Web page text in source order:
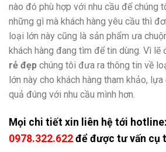
nào đó phù hợp với nhu cầu để chúng
những gì mà khách hàng yêu cầu thì
loại lớn này cũng là sản phẩm ưa
khách hàng đang tìm để tin dùng. Vì lẽ
rẻ đẹp chúng tôi đưa ra thông tin về
lớn này cho khách hàng tham khảo,
quả đúng với nhu cầu mình hơn.
Mọi chi tiết xin liên hệ tới hotline:
0978.322.622 để được tư vấn cụ